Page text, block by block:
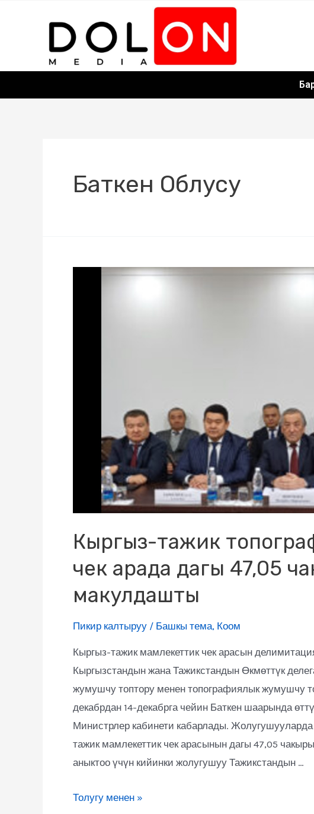
Баткен Облусу
Кыргыз-тажик
чек арада дагы 47,05
макулдашты
Пикир калтыруу / Башкы тема, Коом
Кыргыз-тажик мамлекеттик чек арасын
Кыргызстандын жана Тажикстандын Өкмөттүк
жумушчу топтору менен топографиялык жумушчу
декабрдан 14-декабрга чейин Баткен шаарында
Министрлер кабинети кабарлады.
тажик мамлекеттик чек арасынын дагы 47,05
аныктоо үчүн кийинки жолугушуу Тажикстандын …
Толугу менен »